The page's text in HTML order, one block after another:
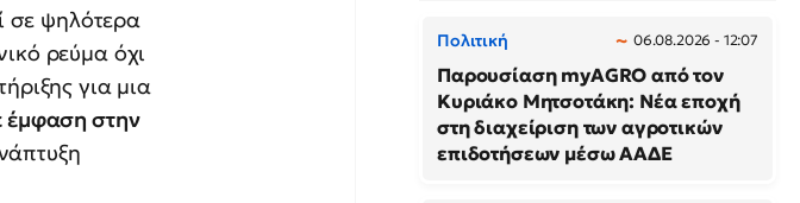
σε ψηλότερα
ρεύμα όχι
για μια
έμφαση στην
Πολιτική 06.08.2026 - 12:07
Παρουσίαση myAGRO από τον
Κυριάκο Μητσοτάκη: Νέα εποχή
στη διαχείριση των αγροτικών
επιδοτήσεων μέσω ΑΑΔΕ